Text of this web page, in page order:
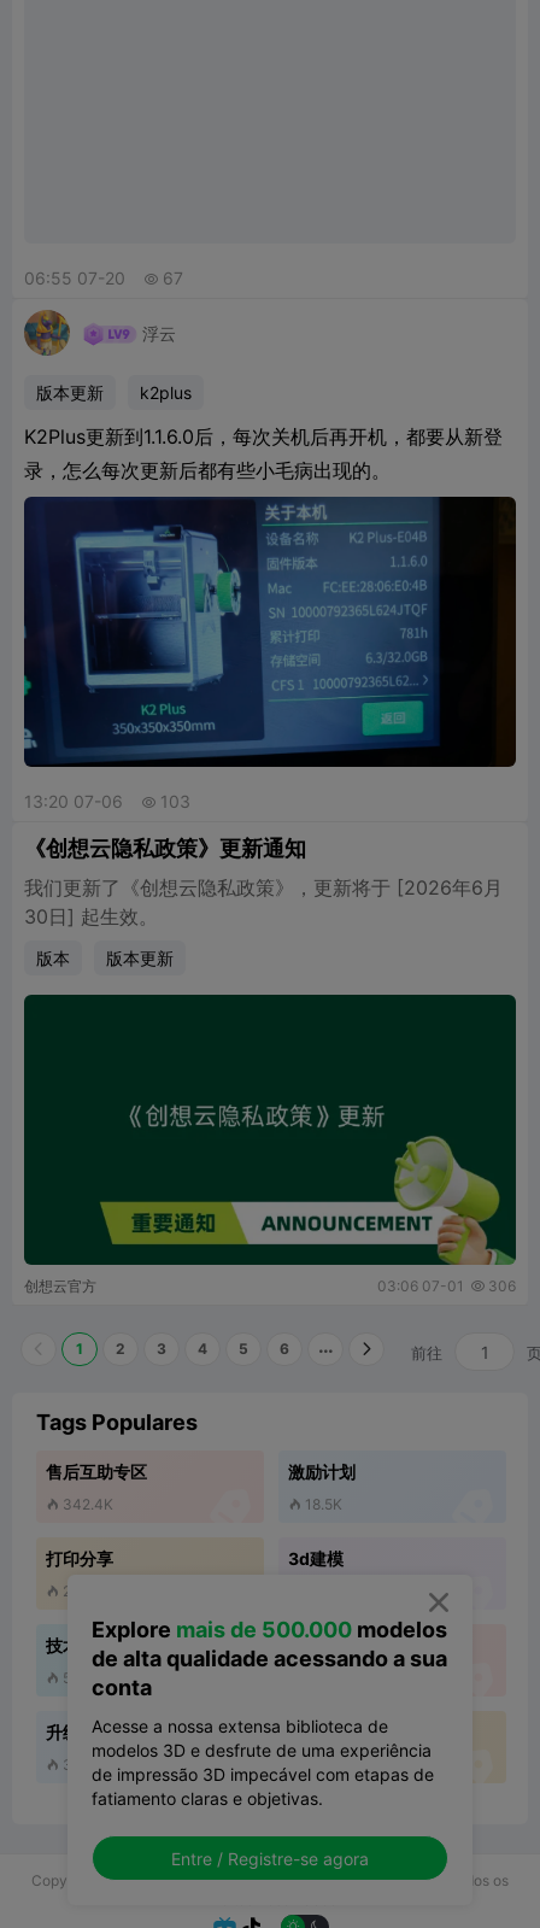
06:55 07-20  67
浮云
版本更新 k2plus
K2Plus更新到1.1.6.0后，每次关机后再开机，都要从新登
录，怎么每次更新后都有些小毛病出现的。
13:20 07-06  103
《创想云隐私政策》更新通知
我们更新了《创想云隐私政策》，更新将于 [2026年6月
30日] 起生效。
版本 版本更新
创想云官方 03:06 07-01  306
1 2 3 4 5 6 前往
Tags Populares
售后互助专区
 342.4K
激励计划
 18.5K
打印分享
 238K
3d建模
技术
 59.9K
版本更新
升级和改装
 33.1K 
内容分享
4.1K
Copyright © 2025 Shenzhen Creality 3D Technology Co., Ltd Todos os
Explore mais de 500.000 modelos
de alta qualidade acessando a sua
conta
Acesse a nossa extensa biblioteca de
modelos 3D e desfrute de uma experiência
de impressão 3D impecável com etapas de
fatiamento claras e objetivas.
Entre / Registre-se agora
